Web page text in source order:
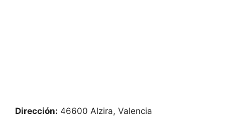
Dirección: 46600 Alzira, Valencia